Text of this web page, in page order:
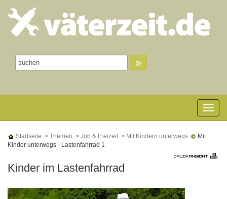
»
Toggle
Startseite > Themen > Job & Freizeit > Mit Kindern unterwegs
Mit
Kinder unterwegs - Lastenfahrrad 1
Kinder im Lastenfahrrad